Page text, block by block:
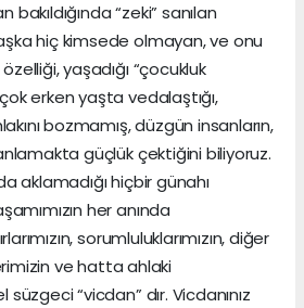
“zeki” sanılan
hiç kimsede olmayan, ve onu
yaşadığı “çocukluk
erken yaşta vedalaştığı,
bozmamış, düzgün insanların,
güçlük çektiğini biliyoruz.
aklamadığı hiçbir günahı
her anında
sorumluluklarımızın, diğer
ve hatta ahlaki
“vicdan” dır. Vicdanınız